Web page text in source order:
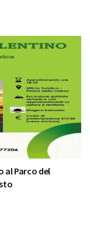
al Parco del